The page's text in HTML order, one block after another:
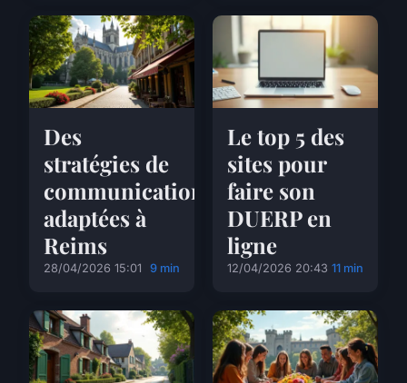
Des
stratégies de
communication
adaptées à
Reims
28/04/2026 15:01 9 min
Le top 5 des
sites pour
faire son
DUERP en
ligne
12/04/2026 20:43 11 min